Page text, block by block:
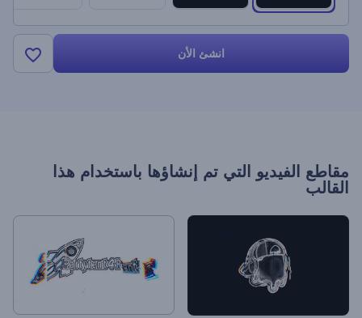
انشئ الأن
مقاطع الفيديو التي تم إنشاؤها باستخدام هذا
القالب